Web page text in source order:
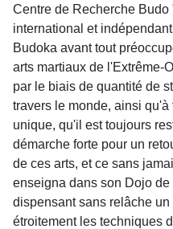
Centre de Recherche
international et
Budoka avant tout
arts martiaux de l'Extrême-
par le biais de quantité de
travers le monde, ainsi
unique, qu'il est toujours
démarche forte pour un
de ces arts, et ce sans
enseigna dans son Dojo
dispensant sans relâche
étroitement les techniques